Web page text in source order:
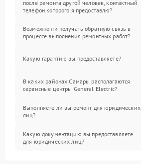
после ремонта другой человек, контактный
телефон которого я предоставлю?
Возможно ли получать обратную связь в
процессе выполнения ремонтных работ?
Какую гарантию вы предоставляете?
В каких районах Самары располагаются
сервисные центры General Electric?
Выполняете ли вы ремонт для юридических
лиц?
Какую документацию вы предоставляете
для юридических лиц?